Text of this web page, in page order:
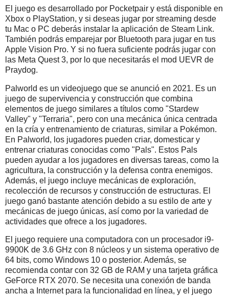
El juego es desarrollado por Pocketpair y está disponible en
Xbox o PlayStation, y si deseas jugar por streaming desde
tu Mac o PC deberás instalar la aplicación de Steam Link.
También podrás emparejar por Bluetooth para jugar en tus
Apple Vision Pro. Y si no fuera suficiente podrás jugar con
las Meta Quest 3, por lo que necesitarás el mod UEVR de
Praydog.
Palworld es un videojuego que se anunció en 2021. Es un
juego de supervivencia y construcción que combina
elementos de juego similares a títulos como "Stardew
Valley" y "Terraria", pero con una mecánica única centrada
en la cría y entrenamiento de criaturas, similar a Pokémon.
En Palworld, los jugadores pueden criar, domesticar y
entrenar criaturas conocidas como "Pals". Estos Pals
pueden ayudar a los jugadores en diversas tareas, como la
agricultura, la construcción y la defensa contra enemigos.
Además, el juego incluye mecánicas de exploración,
recolección de recursos y construcción de estructuras. El
juego ganó bastante atención debido a su estilo de arte y
mecánicas de juego únicas, así como por la variedad de
actividades que ofrece a los jugadores.
El juego requiere una computadora con un procesador i9-
9900K de 3.6 GHz con 8 núcleos y un sistema operativo de
64 bits, como Windows 10 o posterior. Además, se
recomienda contar con 32 GB de RAM y una tarjeta gráfica
GeForce RTX 2070. Se necesita una conexión de banda
ancha a Internet para la funcionalidad en línea, y el juego